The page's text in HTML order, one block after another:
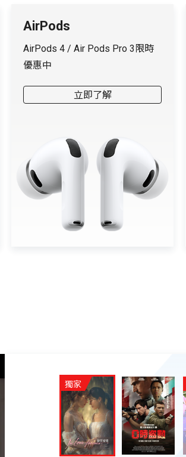
AirPods
AirPods 4 / Air Pods Pro 3限時
優惠中
立即了解
獨家